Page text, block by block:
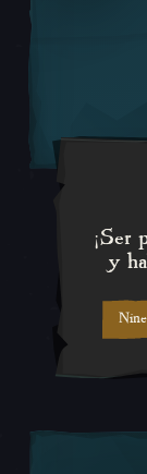
¡Ser
y